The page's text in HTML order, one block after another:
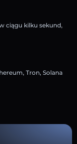
ciągu kilku sekund,
Tron, Solana